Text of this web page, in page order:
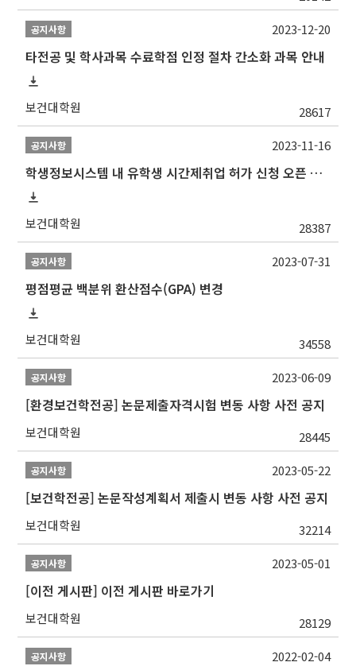
공지사항
타전공 및 학사과목 수료학점 인정 절차 간소화 과목 안내
보건대학원 28617
2023-12-20
공지사항
학생정보시스템 내 유학생 시간제취업 허가 신청 오픈 안내
보건대학원 28387
2023-11-16
공지사항
평점평균 백분위 환산점수(GPA) 변경
보건대학원 34558
2023-07-31
공지사항
[환경보건학전공] 논문제출자격시험 변동 사항 사전 공지
보건대학원 28445
2023-06-09
공지사항
[보건학전공] 논문작성계획서 제출시 변동 사항 사전 공지
보건대학원 32214
2023-05-22
공지사항
[이전 게시판] 이전 게시판 바로가기
보건대학원 28129
2023-05-01
공지사항 2022-02-04